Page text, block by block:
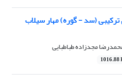
(سد - گوره) مهار سیلاب
مجدزاده طباطبایی
1016.88